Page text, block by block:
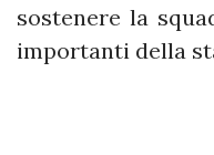
sostenere la
importanti della